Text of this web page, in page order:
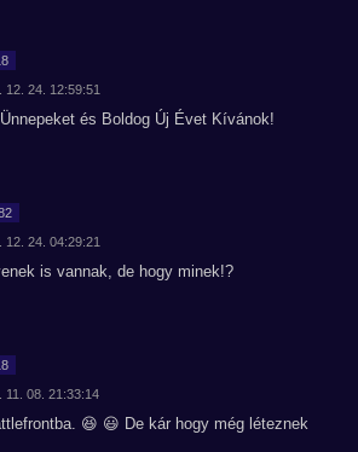
12. 24. 12:59:51
és Boldog Új Évet Kívánok!
12. 24. 04:29:21
is vannak, de hogy minek!?
11. 08. 21:33:14
😆 😃 De kár hogy még léteznek